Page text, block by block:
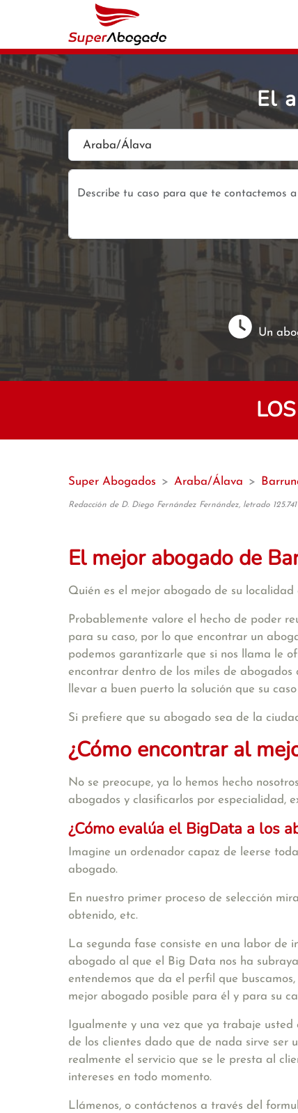
El
Araba/Álava
Un
Super Abogados > Araba/Álava >
Redacción de D. Diego Fernández Fernández, letrado
El mejor abogado de
Quién es el mejor abogado de su
Probablemente valore el hecho de poder
para su caso, por lo que encontrar un
podemos garantizarle que si nos llama le
encontrar dentro de los miles de
llevar a buen puerto la solución que su
Si prefiere que su abogado sea de la
¿Cómo encontrar al
No se preocupe, ya lo hemos hecho
abogados y clasificarlos por especialidad,
¿Cómo evalúa el BigData a los
Imagine un ordenador capaz de leerse
abogado.
En nuestro primer proceso de selección
obtenido, etc.
La segunda fase consiste en una labor de
abogado al que el Big Data nos ha
entendemos que da el perfil que
mejor abogado posible para él y para su
Igualmente y una vez que ya trabaje
de los clientes dado que de nada sirve ser
realmente el servicio que se le presta al
intereses en todo momento.
Llámenos, o contáctenos a través del